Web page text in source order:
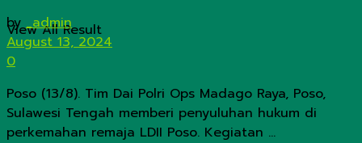
View All Result
by _admin
August 13, 2024
0
Poso (13/8). Tim Dai Polri Ops Madago Raya, Poso,
Sulawesi Tengah memberi penyuluhan hukum di
perkemahan remaja LDII Poso. Kegiatan ...